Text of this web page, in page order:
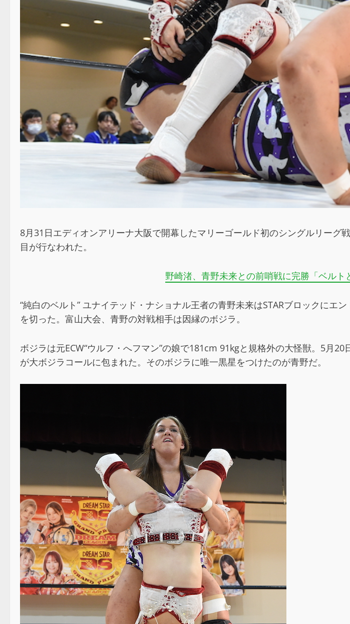
8月31日エディオンアリーナ大阪で開幕したマリーゴールド初のシングルリー
目が行なわれた。
野崎渚、青野未来との前哨戦に完勝「ベルト
“純白のベルト” ユナイテッド・ナショナル王者の青野未来はSTARブロックにエ
を切った。富山大会、青野の対戦相手は因縁のボジラ。
ボジラは元ECW“ウルフ・へフマン”の娘で181cm 91kgと規格外の大怪獣。5月
が大ボジラコールに包まれた。そのボジラに唯一黒星をつけたのが青野だ。